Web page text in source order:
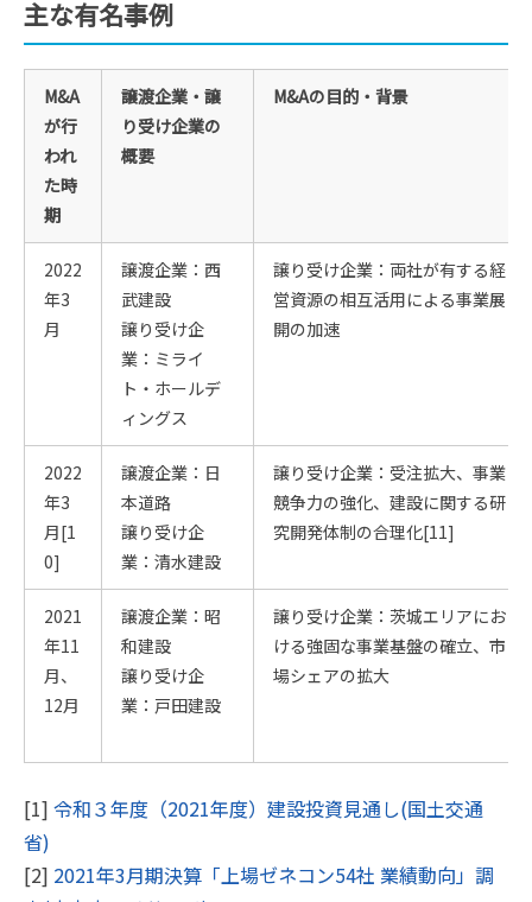
主な有名事例
M&A
が行
われ
た時
期
譲渡企業・譲
り受け企業の
概要
M&Aの目的・背景
2022
年3
月
譲渡企業：西
武建設
譲り受け企
業：ミライ
ト・ホールデ
ィングス
譲り受け企業：両社が有する経
営資源の相互活用による事業展
開の加速
2022
年3
月[1
0]
譲渡企業：日
本道路
譲り受け企
業：清水建設
譲り受け企業：受注拡大、事業
競争力の強化、建設に関する研
究開発体制の合理化[11]
2021
年11
月、
12月
譲渡企業：昭
和建設
譲り受け企
業：戸田建設
譲り受け企業：茨城エリアにお
ける強固な事業基盤の確立、市
場シェアの拡大
[1] 令和３年度（2021年度）建設投資見通し(国土交通
省)
[2] 2021年3月期決算「上場ゼネコン54社 業績動向」調